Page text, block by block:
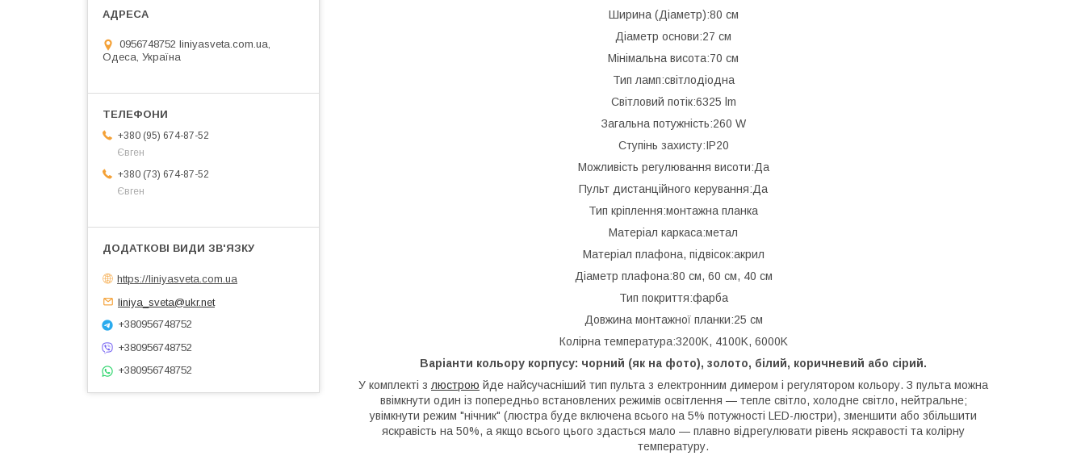
Ширина (Діаметр):80 см
Діаметр основи:27 см
Мінімальна висота:70 см
Тип ламп:світлодіодна
Світловий потік:6325 lm
Загальна потужність:260 W
Ступінь захисту:IP20
Можливість регулювання висоти:Да
Пульт дистанційного керування:Да
Тип кріплення:монтажна планка
Матеріал каркаса:метал
Матеріал плафона, підвісок:акрил
Діаметр плафона:80 см, 60 см, 40 см
Тип покриття:фарба
Довжина монтажної планки:25 см
Колірна температура:3200K, 4100K, 6000K
Варіанти кольору корпусу: чорний (як на фото), золото, білий, коричневий або сірий.
У комплекті з люстрою йде найсучасніший тип пульта з електронним димером і регулятором кольору. З пульта можна
ввімкнути один із попередньо встановлених режимів освітлення — тепле світло, холодне світло, нейтральне;
увімкнути режим "нічник" (люстра буде включена всього на 5% потужності LED-люстри), зменшити або збільшити
яскравість на 50%, а якщо всього цього здасться мало — плавно відрегулювати рівень яскравості та колірну
температуру.
0956748752 liniyasveta.com.ua,
Одеса, Україна
+380 (95) 674-87-52
Євген
+380 (73) 674-87-52
Євген
https://liniyasveta.com.ua
liniya_sveta@ukr.net
+380956748752
+380956748752
+380956748752